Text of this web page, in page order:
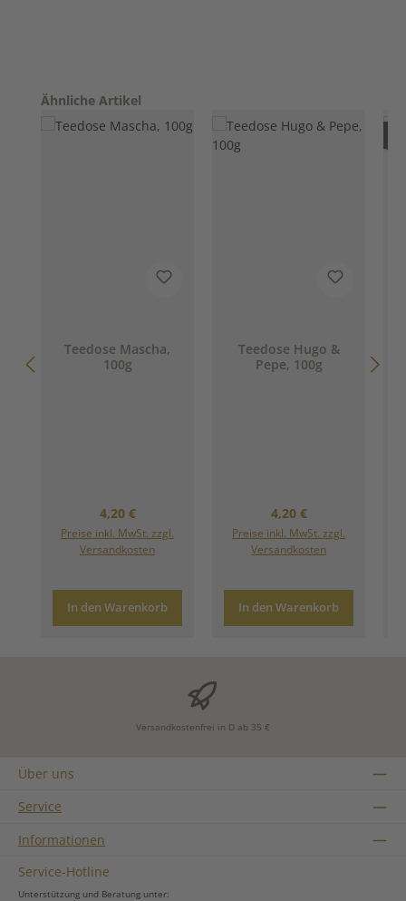
Produktgalerie überspringen
Ähnliche Artikel
Teedose Mascha,
100g
Regulärer Preis:
4,20 €
Preise inkl. MwSt. zzgl.
Versandkosten
In den Warenkorb
Teedose Hugo &
Pepe, 100g
Regulärer Preis:
4,20 €
Preise inkl. MwSt. zzgl.
Versandkosten
In den Warenkorb
Versandkostenfrei in D ab 35 €
Über uns
Service
Informationen
Service-Hotline
Unterstützung und Beratung unter: